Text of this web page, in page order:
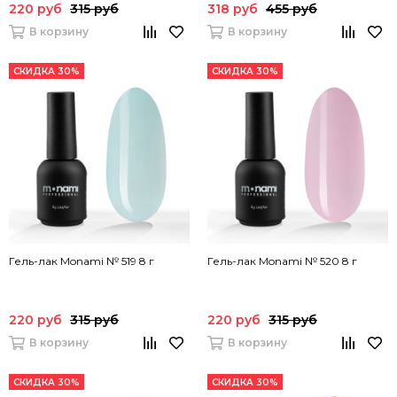
220 руб 315 руб
В корзину
318 руб 455 руб
В корзину
СКИДКА 30%
Гель-лак Monami № 519 8 г
220 руб 315 руб
В корзину
СКИДКА 30%
Гель-лак Monami № 520 8 г
220 руб 315 руб
В корзину
СКИДКА 30% СКИДКА 30%